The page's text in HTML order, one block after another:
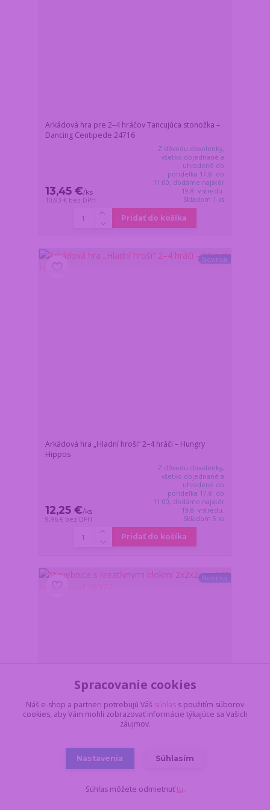
Arkádová hra pre 2–4 hráčov Tancujúca stonožka –
Dancing Centipede 24716
13,45 €/ks
10,93 € bez DPH
Z dôvodu dovolenky,
všetko objednané a
uhradené do
pondelka 17.8. do
11:00, dodáme najskôr
19.8. v stredu.
Skladom 1 ks
Pridať do košíka
Novinka
Arkádová hra „Hladní hroši“ 2–4 hráči – Hungry
Hippos
12,25 €/ks
9,96 € bez DPH
Z dôvodu dovolenky,
všetko objednané a
uhradené do
pondelka 17.8. do
11:00, dodáme najskôr
19.8. v stredu.
Skladom 5 ks
Pridať do košíka
Novinka
Stavebnica s kreatívnymi blokmi 2x2x2 cm 160 ks –
Z dôvodu dovolenky,
všetko objednané a
Spracovanie cookies
Náš e-shop a partneri potrebujú Váš súhlas s použitím súborov
cookies, aby Vám mohli zobrazovať informácie týkajúce sa Vašich
záujmov.
Nastavenia Súhlasím
Súhlas môžete odmietnuťtu.